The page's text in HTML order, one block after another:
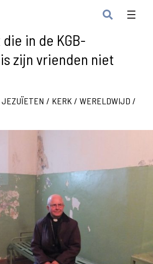
in de KGB-
zijn vrienden niet
JEZUÏETEN / KERK / WERELDWIJD /